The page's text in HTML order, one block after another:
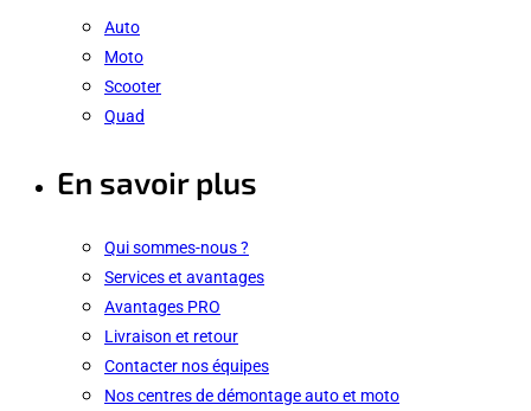
Auto
Moto
Scooter
Quad
En savoir plus
Qui sommes-nous ?
Services et avantages
Avantages PRO
Livraison et retour
Contacter nos équipes
Nos centres de démontage auto et moto